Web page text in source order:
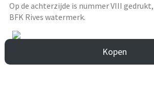
Op de achterzijde is nummer VIII
BFK Rives watermerk.
Kopen